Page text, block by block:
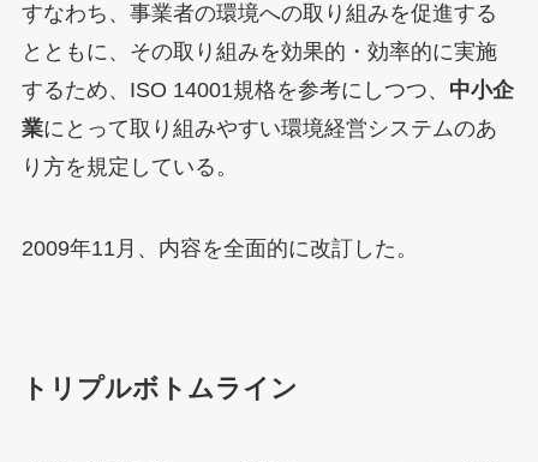
すなわち、事業者の環境への取り組みを促進する
とともに、その取り組みを効果的・効率的に実施
するため、ISO 14001規格を参考にしつつ、 中小企
業にとって取り組みやすい環境経営システムのあ
り方を規定している。
2009年11月、内容を全面的に改訂した。
トリプルボトムライン